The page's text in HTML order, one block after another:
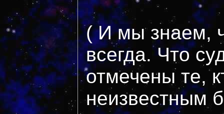
( И мы знаем,
всегда. Что
отмечены те,
неизвестным